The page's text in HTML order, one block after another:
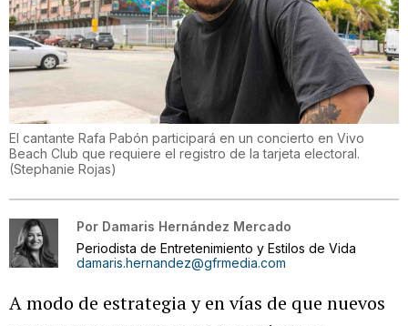
El cantante Rafa Pabón participará en un concierto en Vivo
Beach Club que requiere el registro de la tarjeta electoral.
(Stephanie Rojas)
Por Damaris Hernández Mercado
Periodista de Entretenimiento y Estilos de Vida
damaris.hernandez@gfrmedia.com
A modo de estrategia y en vías de que nuevos